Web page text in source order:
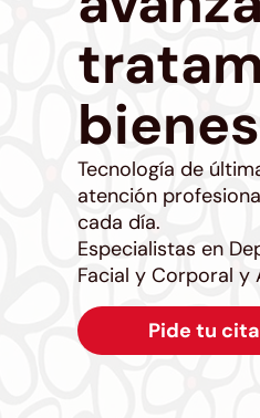
Tecnología de
atención
cada día.
Especialistas en
Facial y Corporal y
Pide tu cita